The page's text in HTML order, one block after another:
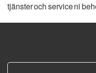
tjänster och service ni